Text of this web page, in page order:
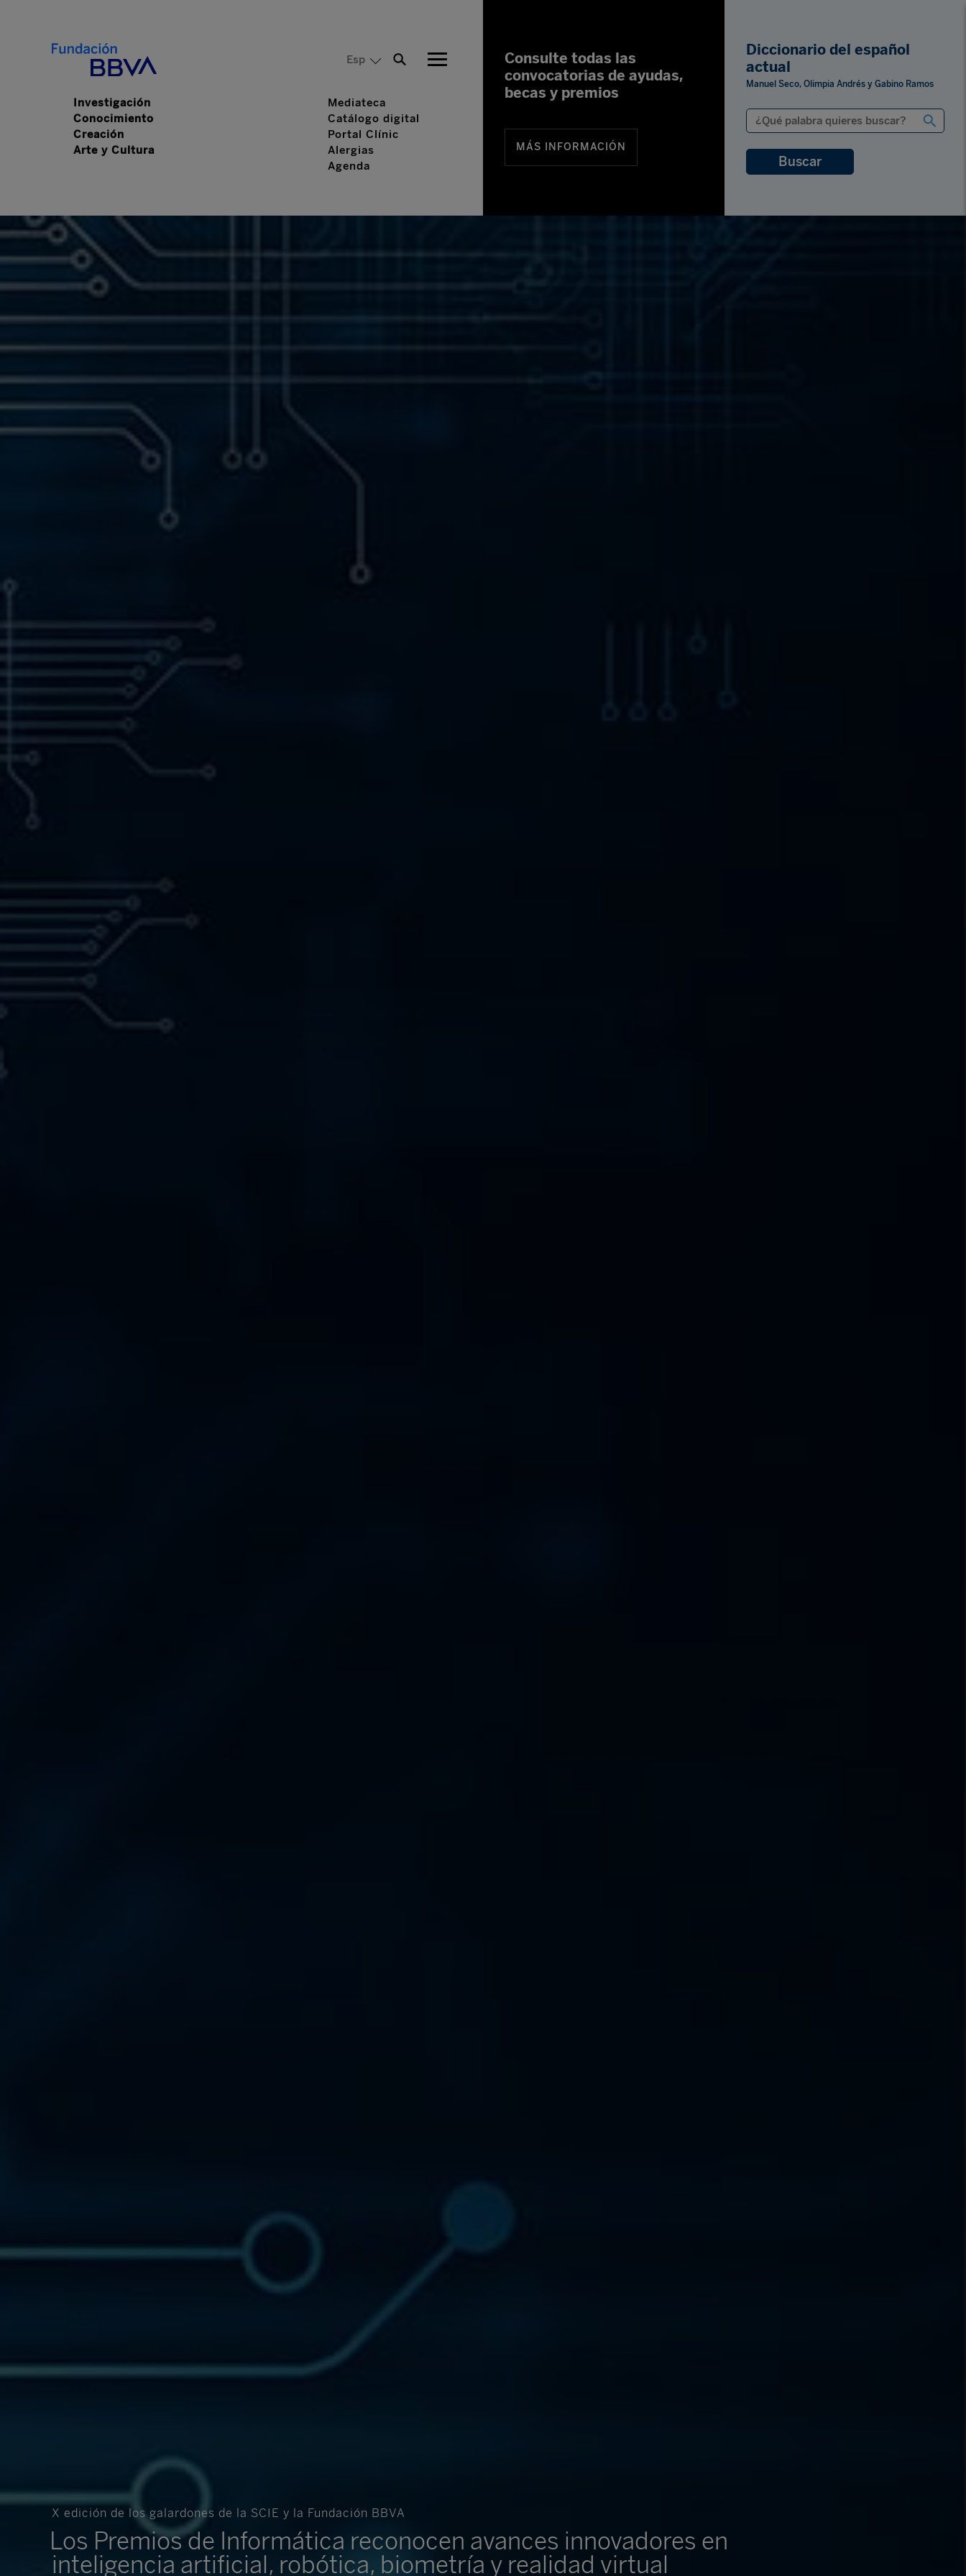
Esp
Mediateca
Catálogo digital
Portal Clínic
Alergias
Agenda
Investigación
Conocimiento
Creación
Arte y Cultura
Consulte todas las
convocatorias de ayudas,
becas y premios
MÁS INFORMACIÓN
Diccionario del español
actual
Manuel Seco, Olimpia Andrés y Gabino Ramos
X edición de los galardones de la SCIE y la Fundación BBVA
Los Premios de Informática reconocen avances innovadores en
inteligencia artificial, robótica, biometría y realidad virtual